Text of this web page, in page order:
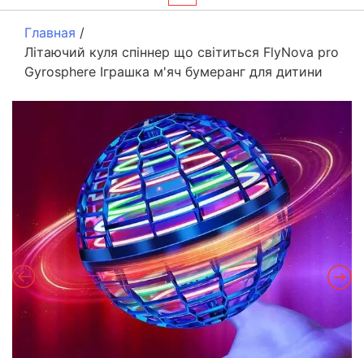
Главная /
Літаючий куля спіннер що світиться FlyNova pro
Gyrosphere Іграшка м'яч бумеранг для дитини